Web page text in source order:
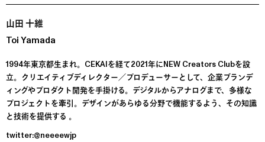
山田 十維
Toi Yamada
1994年東京都生まれ。CEKAIを経て2021年にNEW Creators Clubを設
立。クリエイティブディレクター／プロデューサーとして、企業ブランデ
ィングやプロダクト開発を手掛ける。デジタルからアナログまで、多様な
プロジェクトを牽引。デザインがあらゆる分野で機能するよう、その知識
と技術を提供する 。
twitter:@neeeewjp